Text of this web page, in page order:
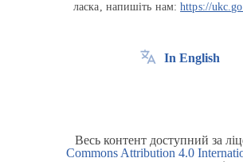
ласка, напишіть нам:https://
In English
Весь контент доступний за
Commons Attribution 4.0